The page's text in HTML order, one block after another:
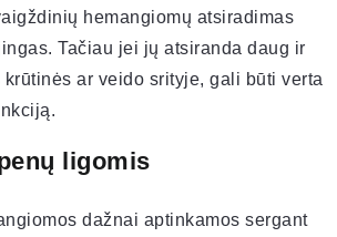
hemangiomų atsiradimas
Tačiau jei jų atsiranda daug ir
ar veido srityje, gali būti verta
ligomis
dažnai aptinkamos sergant